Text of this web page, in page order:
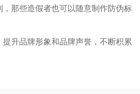
那些造假者也可以随意制作防伪标
升品牌形象和品牌声誉，不断积累